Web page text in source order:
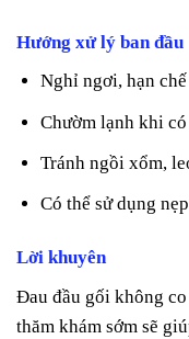
Hướng xử lý ban đầu
Nghỉ ngơi, hạn
Chườm lạnh khi có
Tránh ngồi xổm,
Có thể sử dụng
Lời khuyên
Đau đầu gối không
thăm khám sớm sẽ